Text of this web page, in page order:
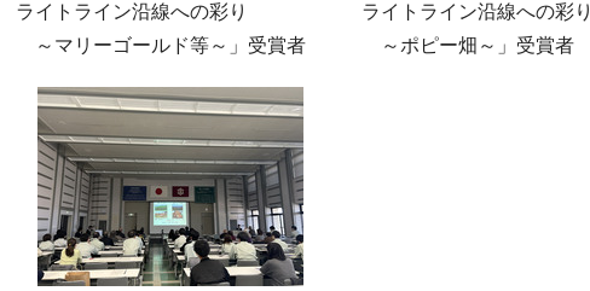
ライトライン沿線への彩り
～マリーゴールド等～」受賞者
ライトライン沿線への彩り
～ポピー畑～」受賞者